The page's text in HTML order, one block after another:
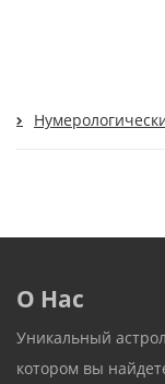
О Нас
Уникальный
котором вы